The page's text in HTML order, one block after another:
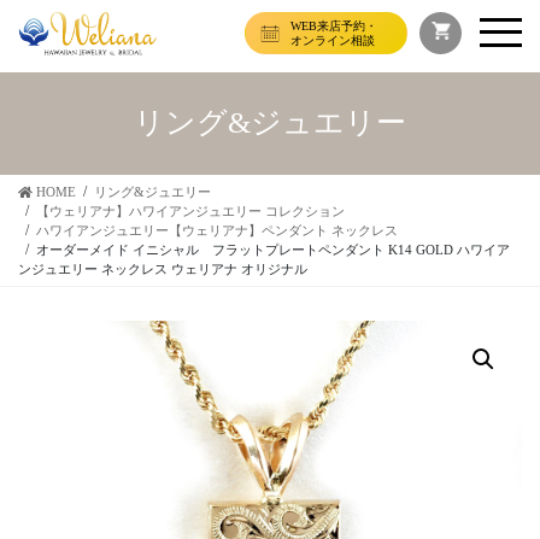
WEB来店予約・
オンライン相談
リング&ジュエリー
HOME
リング&ジュエリー
【ウェリアナ】ハワイアンジュエリー コレクション
ハワイアンジュエリー【ウェリアナ】ペンダント ネックレス
オーダーメイド イニシャル フラットプレートペンダント K14 GOLD ハワイア
ンジュエリー ネックレス ウェリアナ オリジナル